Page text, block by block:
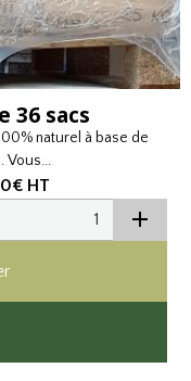
36 sacs
naturel à base de
Vous...
HT